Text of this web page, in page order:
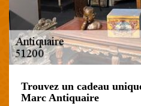
Trouvez un cadeau
Marc Antiquaire